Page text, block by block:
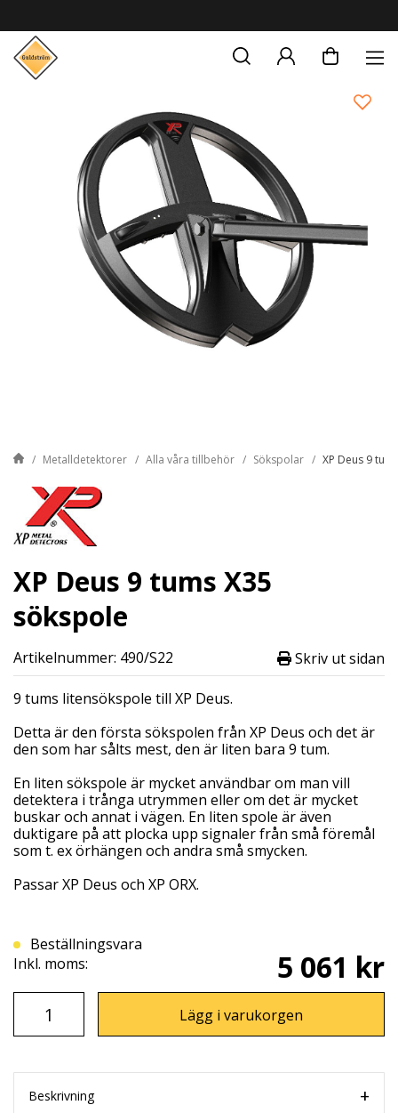
Metalldetektorer Alla våra tillbehör Sökspolar XP Deus 9
XP Deus 9 tums X35
sökspole
Artikelnummer: 490/S22 Skriv ut sidan
9 tums litensökspole till XP Deus.
Detta är den första sökspolen från XP Deus och det är
den som har sålts mest, den är liten bara 9 tum.
En liten sökspole är mycket användbar om man vill
detektera i trånga utrymmen eller om det är mycket
buskar och annat i vägen. En liten spole är även
duktigare på att plocka upp signaler från små föremål
som t. ex örhängen och andra små smycken.
Passar XP Deus och XP ORX.
Beställningsvara
Inkl. moms:
5 061 kr
Lägg i varukorgen
Beskrivning